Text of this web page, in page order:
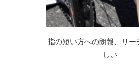
指の短い方への朗報、リー
しい